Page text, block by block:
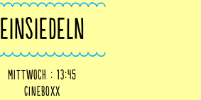
EINSIEDELN
Mittwoch : 13:45
CINEBOXX